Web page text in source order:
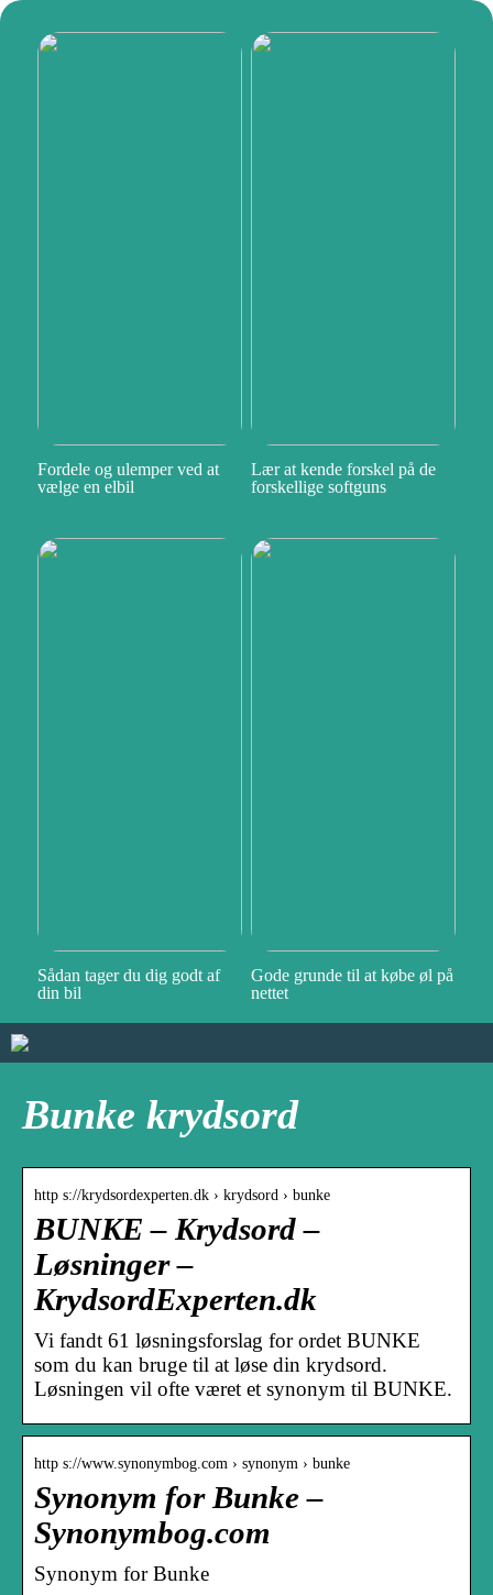
Fordele og ulemper ved at
vælge en elbil
Lær at kende forskel på de
forskellige softguns
Sådan tager du dig godt af
din bil
Gode grunde til at købe øl på
nettet
Bunke krydsord
http s://krydsordexperten.dk › krydsord › bunke
BUNKE – Krydsord –
Løsninger –
KrydsordExperten.dk
Vi fandt 61 løsningsforslag for ordet BUNKE
som du kan bruge til at løse din krydsord.
Løsningen vil ofte været et synonym til BUNKE.
http s://www.synonymbog.com › synonym › bunke
Synonym for Bunke –
Synonymbog.com
Synonym for Bunke